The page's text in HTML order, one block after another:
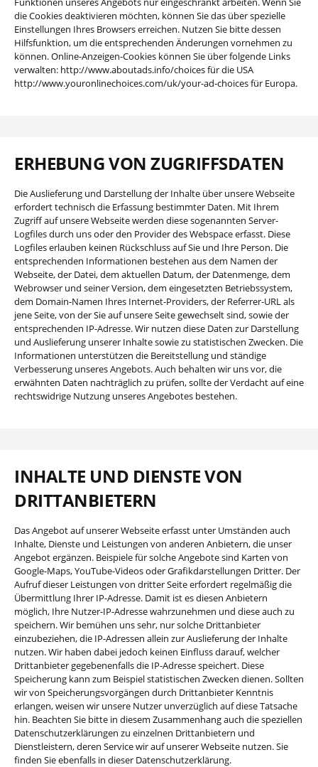
die Cookies deaktivieren möchten, können Sie das über spezielle
Einstellungen Ihres Browsers erreichen. Nutzen Sie bitte dessen
Hilfsfunktion, um die entsprechenden Änderungen vornehmen zu
können. Online-Anzeigen-Cookies können Sie über folgende Links
verwalten: http://www.aboutads.info/choices für die USA
http://www.youronlinechoices.com/uk/your-ad-choices für Europa.
ERHEBUNG VON ZUGRIFFSDATEN
Die Auslieferung und Darstellung der Inhalte über unsere Webseite
erfordert technisch die Erfassung bestimmter Daten. Mit Ihrem
Zugriff auf unsere Webseite werden diese sogenannten Server-
Logfiles durch uns oder den Provider des Webspace erfasst. Diese
Logfiles erlauben keinen Rückschluss auf Sie und Ihre Person. Die
entsprechenden Informationen bestehen aus dem Namen der
Webseite, der Datei, dem aktuellen Datum, der Datenmenge, dem
Webrowser und seiner Version, dem eingesetzten Betriebssystem,
dem Domain-Namen Ihres Internet-Providers, der Referrer-URL als
jene Seite, von der Sie auf unsere Seite gewechselt sind, sowie der
entsprechenden IP-Adresse. Wir nutzen diese Daten zur Darstellung
und Auslieferung unserer Inhalte sowie zu statistischen Zwecken. Die
Informationen unterstützen die Bereitstellung und ständige
Verbesserung unseres Angebots. Auch behalten wir uns vor, die
erwähnten Daten nachträglich zu prüfen, sollte der Verdacht auf eine
rechtswidrige Nutzung unseres Angebotes bestehen.
INHALTE UND DIENSTE VON
DRITTANBIETERN
Das Angebot auf unserer Webseite erfasst unter Umständen auch
Inhalte, Dienste und Leistungen von anderen Anbietern, die unser
Angebot ergänzen. Beispiele für solche Angebote sind Karten von
Google-Maps, YouTube-Videos oder Grafikdarstellungen Dritter. Der
Aufruf dieser Leistungen von dritter Seite erfordert regelmäßig die
Übermittlung Ihrer IP-Adresse. Damit ist es diesen Anbietern
möglich, Ihre Nutzer-IP-Adresse wahrzunehmen und diese auch zu
speichern. Wir bemühen uns sehr, nur solche Drittanbieter
einzubeziehen, die IP-Adressen allein zur Auslieferung der Inhalte
nutzen. Wir haben dabei jedoch keinen Einfluss darauf, welcher
Drittanbieter gegebenenfalls die IP-Adresse speichert. Diese
Speicherung kann zum Beispiel statistischen Zwecken dienen. Sollten
wir von Speicherungsvorgängen durch Drittanbieter Kenntnis
erlangen, weisen wir unsere Nutzer unverzüglich auf diese Tatsache
hin. Beachten Sie bitte in diesem Zusammenhang auch die speziellen
Datenschutzerklärungen zu einzelnen Drittanbietern und
Dienstleistern, deren Service wir auf unserer Webseite nutzen. Sie
finden Sie ebenfalls in dieser Datenschutzerklärung.